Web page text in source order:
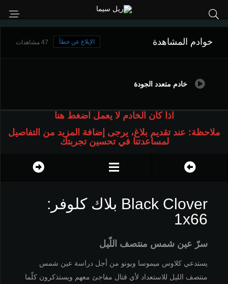
خوادم المشاهدة 47 مشاهدات الإبلاغ عن خطأ
خادم متعدد الجودة
اذا كان الخادم لا يعمل اضغط هنا
ملاحظة: عند تقديم بلاغ، يرجى إضافة المزيد من التفاصيل
لمساعدتنا في تحسين تجربتك
Black Clover بلاك كلوفر:
1x66
سرّ عين شمس منتصف اللّيل
يستدعي كلاوس ميموسا ويونو من أجل دراسة عين شمس
منتصف الليل للاستعداد لأي قتال مفاجئ معهم ويستذكرون كلّما